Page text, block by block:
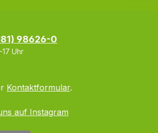
98626-0
Uhr
Kontaktformular.
auf Instagram